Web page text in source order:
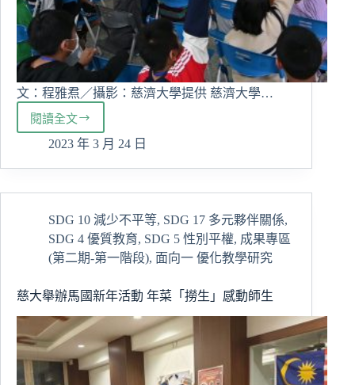
文：程雅焄／攝影：慈濟大學提供 慈濟大學…
閱讀全文
慈
大
接
服
務
隊
領
朋
友
體
驗
2023 年 3 月 24 日
SDG 10 減少不平等, SDG 17 多元夥伴關係,
SDG 4 優質教育, SDG 5 性別平權, 成果專區
(第二期-第一階段), 面向一 優化教學研究
慈大舉辦馬國新年活動 年菜「撈生」感動師生